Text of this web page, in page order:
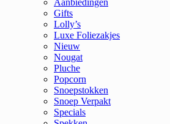
Gifts
Lolly’s
Luxe Foliezakjes
Nieuw
Nougat
Pluche
Popcorn
Snoepstokken
Snoep Verpakt
Specials